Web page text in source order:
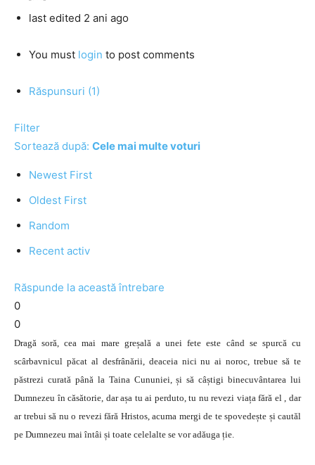
last edited 2 ani ago
You must login to post comments
Răspunsuri (1)
Filter
Sortează după: Cele mai multe voturi
Newest First
Oldest First
Random
Recent activ
Răspunde la această întrebare
0
0
Dragă soră, cea mai mare greșală a unei fete este când se spurcă cu
scârbavnicul păcat al desfrânării, deaceia nici nu ai noroc, trebue să te
păstrezi curată până la Taina Cununiei, și să câștigi binecuvântarea lui
Dumnezeu în căsătorie, dar așa tu ai perduto, tu nu revezi viața fără el , dar
ar trebui să nu o revezi fără Hristos, acuma mergi de te spovedește și cautăl
pe Dumnezeu mai întâi și toate celelalte se vor adăuga ție.